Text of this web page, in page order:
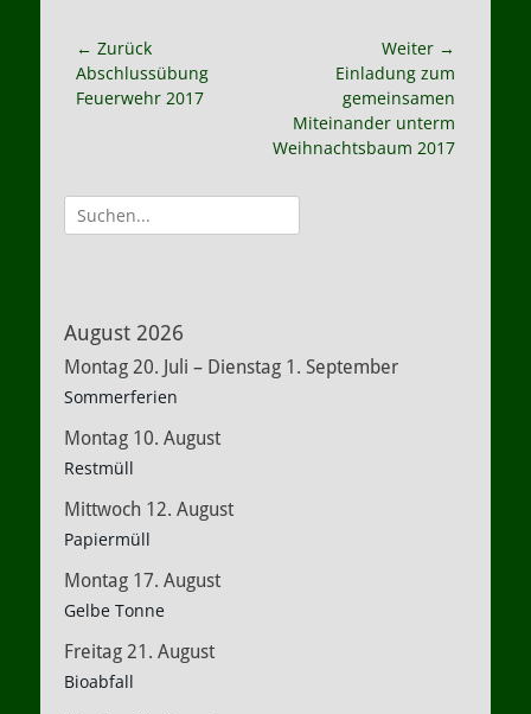
Beitragsnavigation
← Zurück
Vorheriger
Beitrag:
Abschlussübung
Feuerwehr 2017
Weiter →
Einladung zum
gemeinsamen
Miteinander unterm
Weihnachtsbaum 2017
Suche
nach:
August 2026
Montag 20. Juli – Dienstag 1. September
Sommerferien
Montag 10. August
Restmüll
Mittwoch 12. August
Papiermüll
Montag 17. August
Gelbe Tonne
Freitag 21. August
Bioabfall